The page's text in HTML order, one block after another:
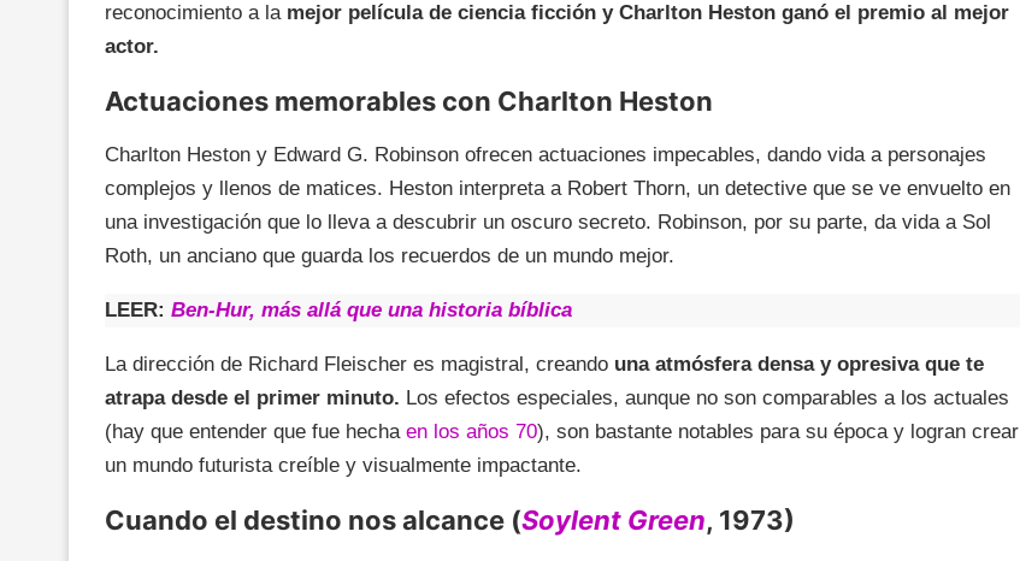
reconocimiento a la mejor película de ciencia ficción y Charlton Heston ganó el premio al mejor
actor.
Actuaciones memorables con Charlton Heston
Charlton Heston y Edward G. Robinson ofrecen actuaciones impecables, dando vida a personajes
complejos y llenos de matices. Heston interpreta a Robert Thorn, un detective que se ve envuelto en
una investigación que lo lleva a descubrir un oscuro secreto. Robinson, por su parte, da vida a Sol
Roth, un anciano que guarda los recuerdos de un mundo mejor.
LEER: Ben-Hur, más allá que una historia bíblica
La dirección de Richard Fleischer es magistral, creando una atmósfera densa y opresiva que te
atrapa desde el primer minuto. Los efectos especiales, aunque no son comparables a los actuales
(hay que entender que fue hecha en los años 70), son bastante notables para su época y logran crear
un mundo futurista creíble y visualmente impactante.
Cuando el destino nos alcance (Soylent Green, 1973)